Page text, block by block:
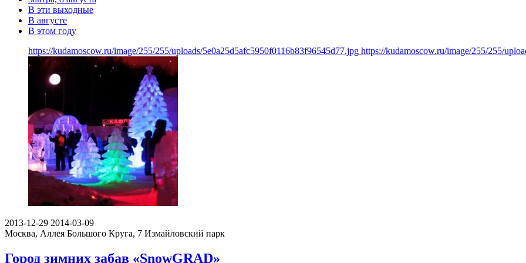
В эти выходные
В августе
В этом году
https://kudamoscow.ru/image/255/255/uploads/5e0a25d5afc5950f0116b83f96545d77.jpg https://kudamoscow.ru/image/255/255/
2013-12-29 2014-03-09
Москва, Аллея Большого Круга, 7 Измайловский парк
Город зимних забав «SnowGRAD»